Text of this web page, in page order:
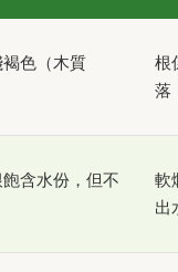
色（木質
根
落
含水份，但不
軟
出